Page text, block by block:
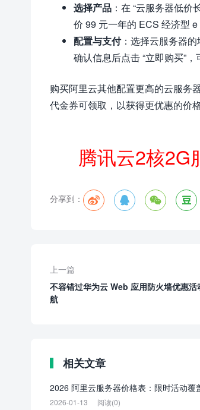
选择产品 ：在 “云服务器低
价 99 元一年的 ECS 经济型 e
配置与支付：选择云服务器的
确认信息后点击 “立即购买”
购买阿里云其他配置更高的云服务
代金券可领取，以获得更优惠的价格
腾讯云2核2G
分享到：    
上一篇
不容错过华为云 Web 应用防火墙优惠
航
相关文章
2026 阿里云服务器价格表：限时活动覆
2026-01-13 阅读(0)